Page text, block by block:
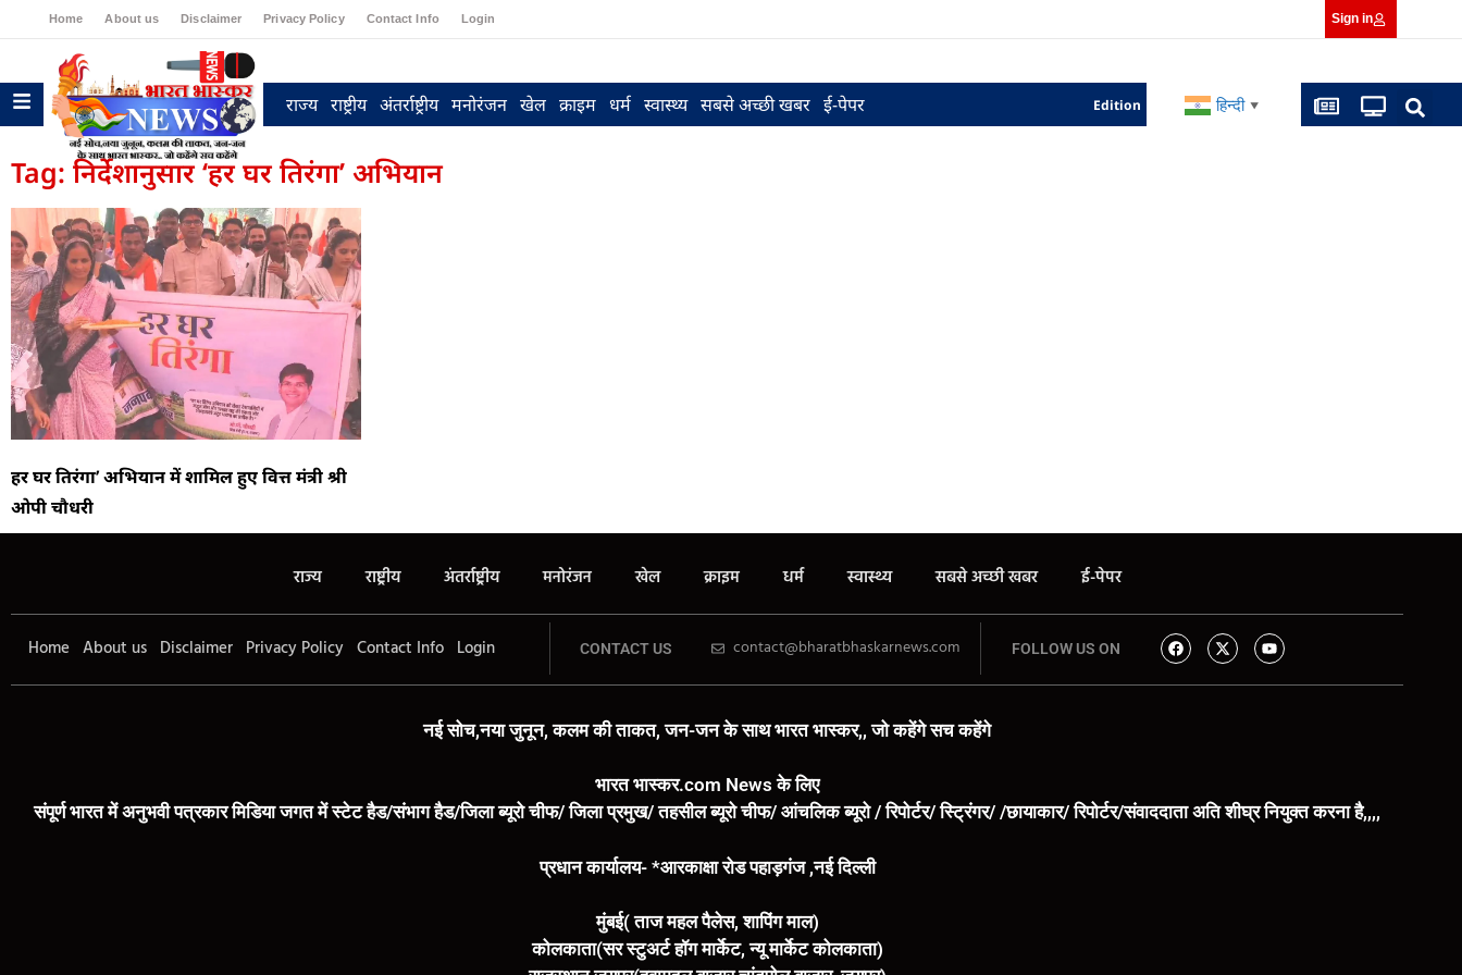
Home About us Disclaimer Privacy Policy Contact Info Login Sign in
राज्य राष्ट्रीय अंतर्राष्ट्रीय मनोरंजन खेल क्राइम धर्म स्वास्थ्य सबसे अच्छी खबर ई-पेपर Edition हिन्दी ▼
Tag: निर्देशानुसार ‘हर घर तिरंगा’ अभियान
हर घर तिरंगा’ अभियान में शामिल हुए वित्त मंत्री श्री
ओपी चौधरी
राज्य राष्ट्रीय अंतर्राष्ट्रीय मनोरंजन खेल क्राइम धर्म स्वास्थ्य सबसे अच्छी खबर ई-पेपर
Home About us Disclaimer Privacy Policy Contact Info Login CONTACT US contact@bharatbhaskarnews.com FOLLOW US ON
नई सोच,नया जुनून, कलम की ताकत, जन-जन के साथ भारत भास्कर,, जो कहेंगे सच कहेंगे
भारत भास्कर.com News के लिए
संपूर्ण भारत में अनुभवी पत्रकार मिडिया जगत में स्टेट हैड/संभाग हैड/जिला ब्यूरो चीफ/ जिला प्रमुख/ तहसील ब्यूरो चीफ/ आंचलिक ब्यूरो / रिपोर्टर/ स्ट्रिंगर/ /छायाकार/ रिपोर्टर/संवाददाता अति शीघ्र नियुक्त करना है,,,,
प्रधान कार्यालय- *आरकाक्षा रोड पहाड़गंज ,नई दिल्ली
मुंबई( ताज महल पैलेस, शापिंग माल)
कोलकाता(सर स्टुअर्ट हॉग मार्केट, न्यू मार्केट कोलकाता)